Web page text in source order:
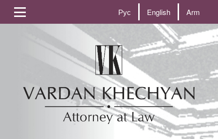
Рус English Arm